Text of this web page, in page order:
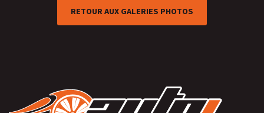
RETOUR AUX GALERIES PHOTOS